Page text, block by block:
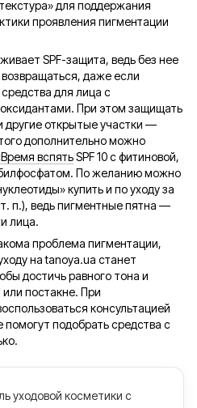
для поддержания
проявления пигментации
SPF-защита, ведь без нее
даже если
для лица с
При этом защищать
другие открытые участки —
дополнительно можно
вспятьSPF 10 с фитиновой,
По желанию можно
купить и по уходу за
п.), ведь пигментные пятна —
лица.
проблема пигментации,
на tanoya.ua станет
достичь равного тона и
постакне. При
консультацией
подобрать средства с
уходовой косметики с